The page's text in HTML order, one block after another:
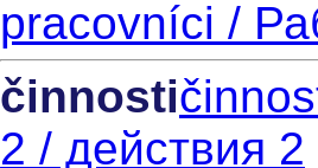
pracovníci /
činnosti
2 / действия 2